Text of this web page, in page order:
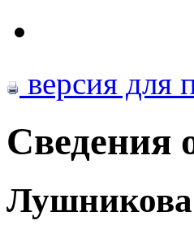
версия для
Сведения